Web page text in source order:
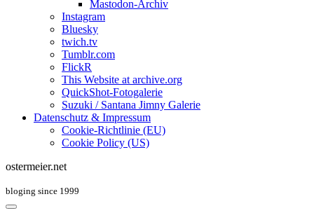
Mastodon-Archiv
Instagram
Bluesky
twich.tv
Tumblr.com
FlickR
This Website at archive.org
QuickShot-Fotogalerie
Suzuki / Santana Jimny Galerie
Datenschutz & Impressum
Cookie-Richtlinie (EU)
Cookie Policy (US)
ostermeier.net
bloging since 1999